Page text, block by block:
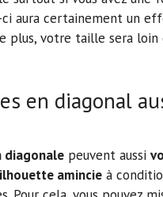
aura certainement un
plus, votre taille sera loin
en diagonal
diagonale peuvent aussi
amincie à